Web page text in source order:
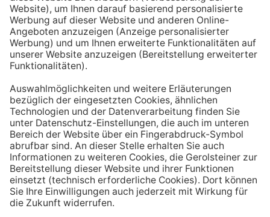
Tipp #3: Vor und während jeder Mahlzeit
ein Glas Wasser trinken
Dadurch verknüpfst du das Trinken mit einem Ereignis.
einer Mahlzeit trinken, unterstützt du außerdem die
Produktion von Verdauungssäften. Zusätzlich fördert
das Trinken während des Essens das Sättigungsgefühl.
Tipp #4: Peppe dein Wasser auf
Wenn dir der Geschmack von purem Mineralwasser
nicht reichen sollte, dann kannst du deine Getränke mit
einfachen Mitteln verfeinern. Mische dir einfach